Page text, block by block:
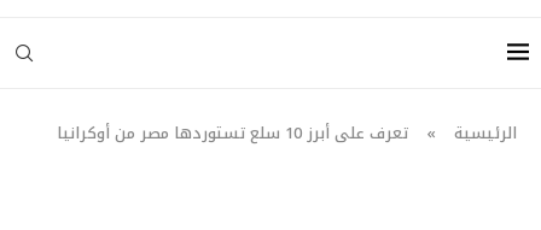
الرئيسية » تعرف على أبرز 10 سلع تستوردها مصر من أوكرانيا